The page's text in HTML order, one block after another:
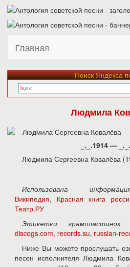
Главная
Поиск Яндекса
Людмила
_._.1914 —
Людмила Сергеевна Ковалёва
Использована
Википедия, Красная книга
Театр.РУ
Этикетки
discogs.com, records.su, russian-
Ниже Вы можете прослушать
песен исполнителя Людмила